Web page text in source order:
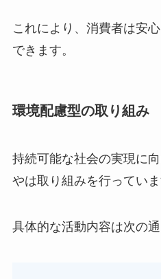
これにより、消費者は安
できます。
環境配慮型の取り組み
持続可能な社会の実現に
やは取り組みを行っていま
具体的な活動内容は次の通